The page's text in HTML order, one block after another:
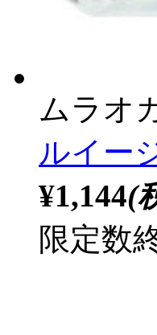
ムラオ
ルイー
¥1,144(
限定数